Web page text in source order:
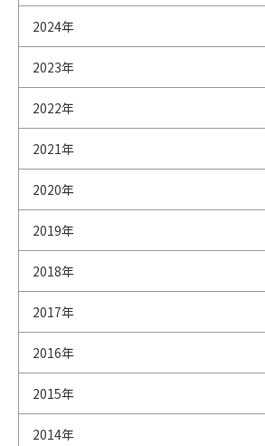
2024年
2023年
2022年
2021年
2020年
2019年
2018年
2017年
2016年
2015年
2014年